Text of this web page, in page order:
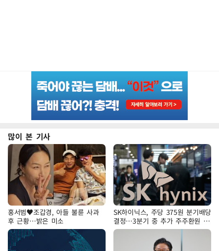
많이 본 기사
홍서범♥조갑경, 아들 불륜 사과
후 근황…밝은 미소
SK하이닉스, 주당 375원 분기배당
결정…3분기 중 추가 주주환원 발
표